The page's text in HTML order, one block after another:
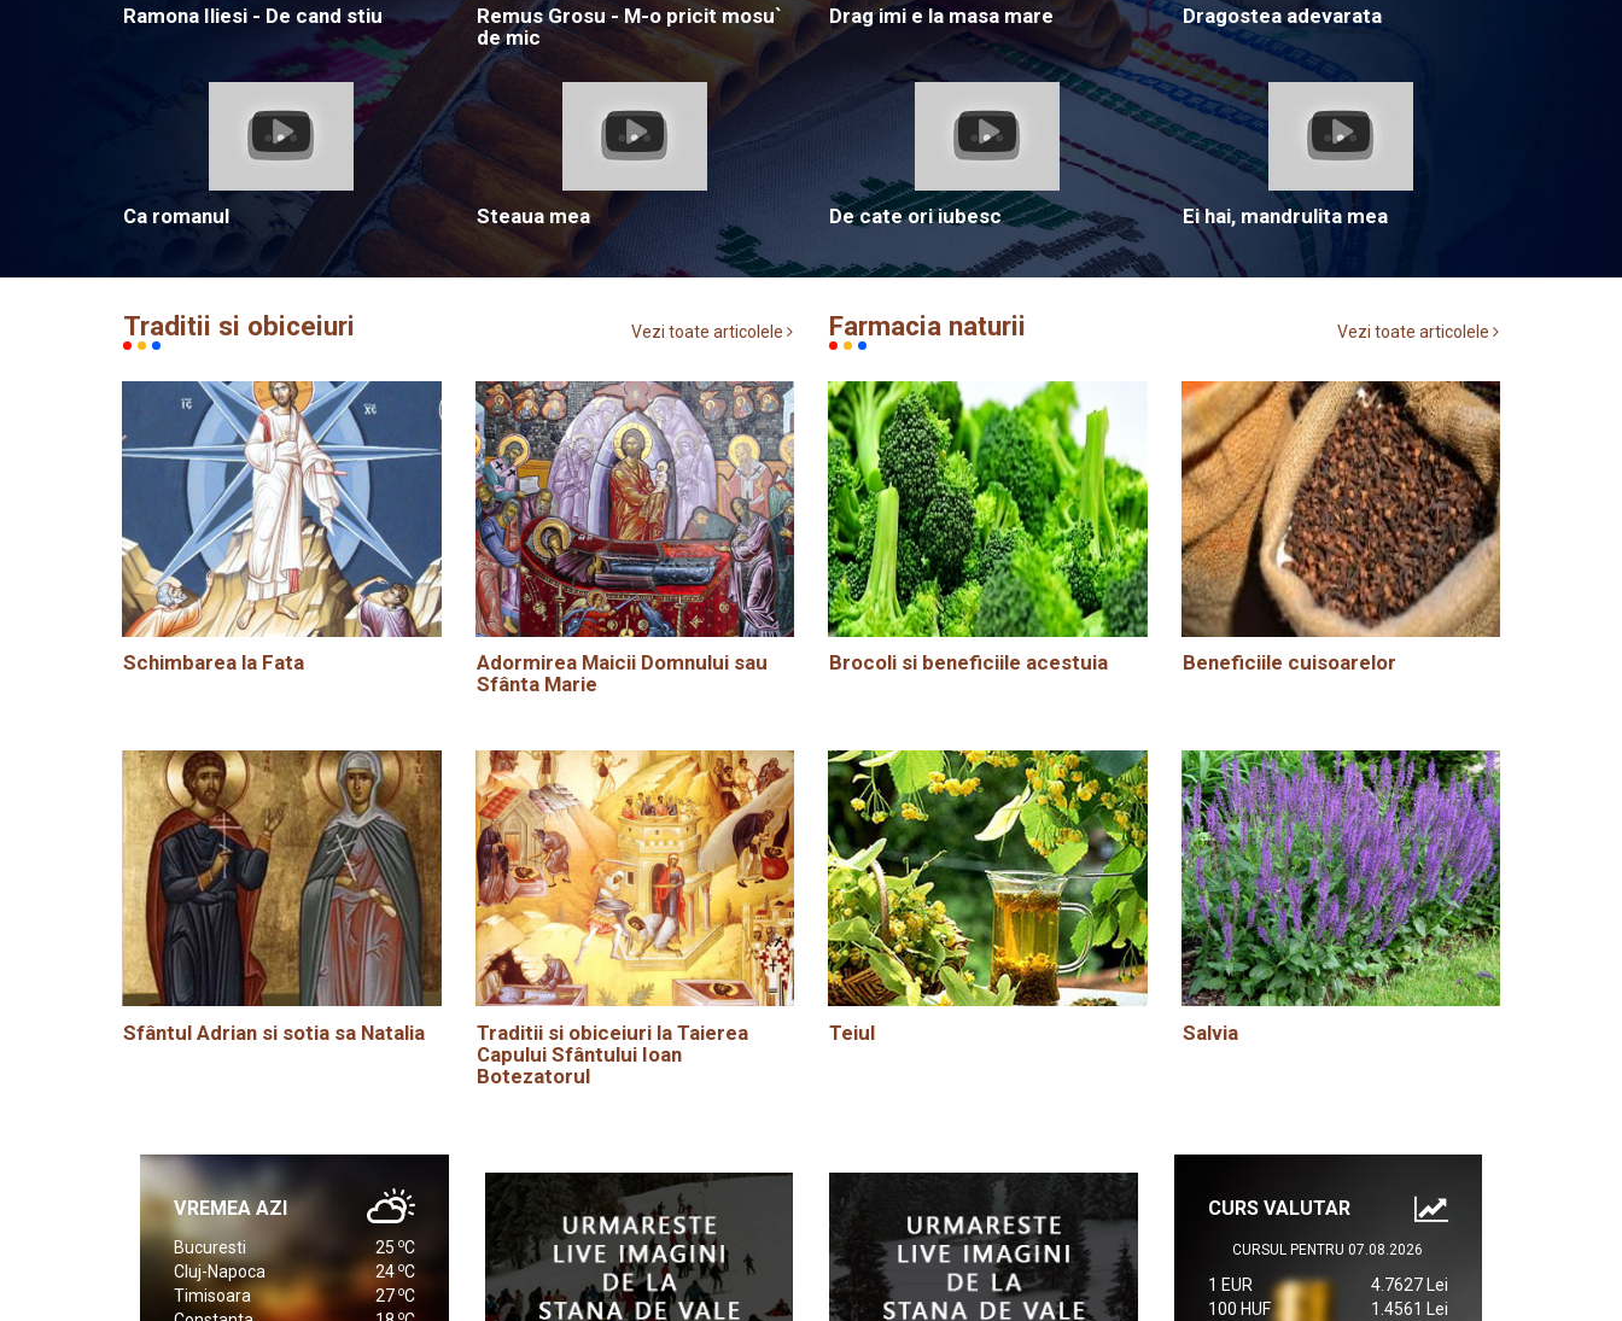
Ramona Iliesi - De cand stiu
Remus Grosu - M-o pricit mosu`
de mic
Drag imi e la masa mare Dragostea adevarata
Ca romanul Steaua mea De cate ori iubesc Ei hai, mandrulita mea
Traditii si obiceiuri Vezi toate articolele
Schimbarea la Fata
Adormirea Maicii Domnului sau
Sfânta Marie
Sfântul Adrian si sotia sa Natalia
Traditii si obiceiuri la Taierea
Capului Sfântului Ioan
Botezatorul
Farmacia naturii Vezi toate articolele
Brocoli si beneficiile acestuia Beneficiile cuisoarelor
Teiul Salvia
VREMEA AZI
Bucuresti 25 oC
Cluj-Napoca
24 oC
Timisoara
27oC
o
CURS VALUTAR
CURSUL PENTRU 07.08.2026
1 EUR
4.7627 Lei
100 HUF
1.4561 Lei